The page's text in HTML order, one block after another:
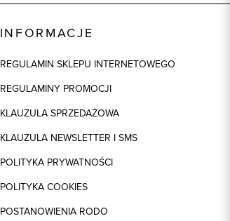
INFORMACJE
REGULAMIN SKLEPU INTERNETOWEGO
REGULAMINY PROMOCJI
KLAUZULA SPRZEDAŻOWA
KLAUZULA NEWSLETTER I SMS
POLITYKA PRYWATNOŚCI
POLITYKA COOKIES
POSTANOWIENIA RODO